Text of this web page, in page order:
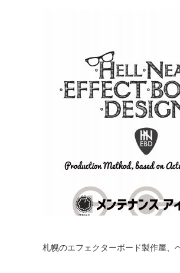
札幌のエフェクターボード製作屋、